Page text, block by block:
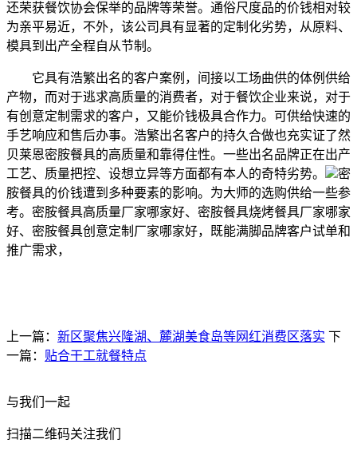
还荣获餐饮协会保举的品牌等荣誉。通俗尺度品的价钱相对较
为亲平易近，不外，该公司具有显著的定制化劣势，从原料、
模具到出产全程自从节制。
它具有浩繁出名的客户案例，间接以工场曲供的体例供给
产物，而对于逃求高质量的消费者，对于餐饮企业来说，对于
有创意定制需求的客户，又能价钱极具合作力。可供给快速的
手艺响应和售后办事。浩繁出名客户的持久合做也充实证了然
贝莱恩密胺餐具的高质量和靠得住性。一些出名品牌正在出产
工艺、质量把控、设想立异等方面都有本人的奇特劣势。
密
胺餐具的价钱遭到多种要素的影响。为大师的选购供给一些参
考。密胺餐具高质量厂家哪家好、密胺餐具烧烤餐具厂家哪家
好、密胺餐具创意定制厂家哪家好，既能满脚品牌客户试单和
推广需求，
上一篇： 新区聚焦兴隆湖、麓湖美食岛等网红消费区落实 下
一篇： 贴合干工就餐特点
与我们一起
扫描二维码关注我们